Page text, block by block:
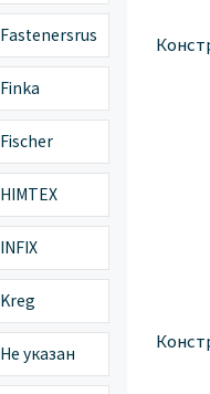
Fastenersrus
Finka
Fischer
HIMTEX
INFIX
Kreg
Не указан